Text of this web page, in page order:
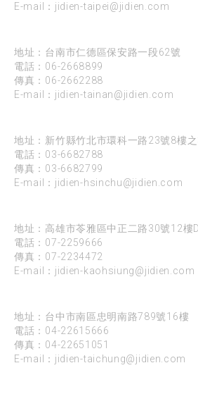
E-mail： jidien-taipei@jidien.com
地址：台南市仁德區保安路一段62號
電話： 06-2668899
傳真：06-2662288
E-mail： jidien-tainan@jidien.com
地址：新竹縣竹北市環科一路23號8樓
電話： 03-6682788
傳真：03-6682799
E-mail： jidien-hsinchu@jidien.com
地址：高雄市苓雅區中正二路30號12樓
電話： 07-2259666
傳真：07-2234472
E-mail： jidien-kaohsiung@jidien.com
地址：台中市南區忠明南路789號16樓
電話： 04-22615666
傳真：04-22651051
E-mail： jidien-taichung@jidien.com